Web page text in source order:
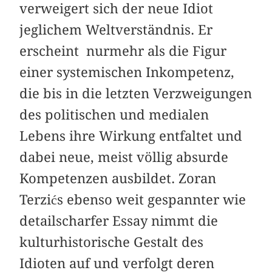
verweigert sich der neue Idiot
jeglichem Weltverständnis. Er
erscheint ­ nurmehr als die Figur
einer systemischen Inkompetenz,
die bis in die letzten Ver­zweigungen
des politischen und medialen
Lebens ihre Wirkung entfaltet und
dabei neue, meist völlig absurde
Kompetenzen ausbildet. Zoran
Terzićs ebenso weit gespannter wie
detailscharfer Essay nimmt die
kulturhistorische Gestalt des
Idioten auf und verfolgt deren